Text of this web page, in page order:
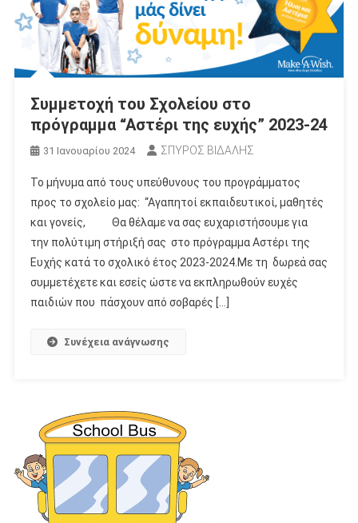
Συμμετοχή του Σχολείου στο
πρόγραμμα “Αστέρι της ευχής” 2023-24
31 Ιανουαρίου 2024 ΣΠΥΡΟΣ ΒΙΔΑΛΗΣ
Το μήνυμα από τους υπεύθυνους του προγράμματος
προς το σχολείο μας: “Αγαπητοί εκπαιδευτικοί, μαθητές
και γονείς, Θα θέλαμε να σας ευχαριστήσουμε για
την πολύτιμη στήριξή σας στο πρόγραμμα Αστέρι της
Ευχής κατά το σχολικό έτος 2023-2024.Με τη δωρεά σας
συμμετέχετε και εσείς ώστε να εκπληρωθούν ευχές
παιδιών που πάσχουν από σοβαρές […]
Συνέχεια ανάγνωσης